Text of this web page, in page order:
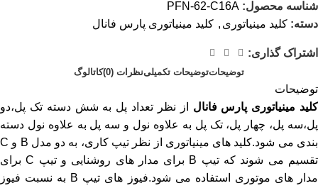
شناسه محصول: PFN-62-C16A
دسته: کلید مینیاتوری , کلید مینیاتوری پارس فانال
اشتراک گذاری:
توضیحاتتوضیحات تکمیلینظرات (0) کاتالوگ
توضیحات
کلید مینیاتوری پارس فانال از نظر تعداد پل به شش دسته تک پل،دو
پل،سه پل، چهار پل، تک پل به علاوه نول و سه پل به علاوه نول دسته
بندی می شود.کلید های مینیاتوری از نظر تیپ کاری، به دو مدل B و C
تقسیم می شوند که تیپ B برای مدار های روشنایی و تیپ C برای
مدار های موتوری استفاده می شود.فیوز های تیپ B به نسبت فیوز